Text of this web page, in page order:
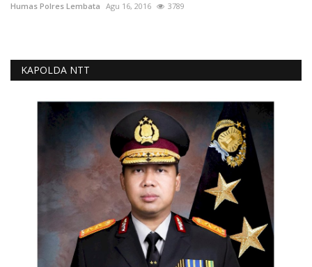
Humas Polres Lembata Agu 16, 2016 3789
KAPOLDA NTT